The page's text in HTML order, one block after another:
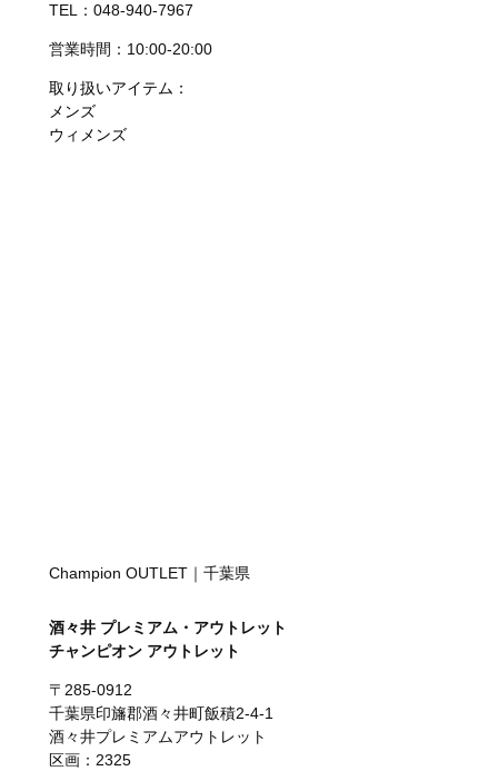
TEL：048-940-7967
営業時間：10:00-20:00
取り扱いアイテム：
メンズ
ウィメンズ
Champion OUTLET｜千葉県
酒々井 プレミアム・アウトレット
チャンピオン アウトレット
〒285-0912
千葉県印旛郡酒々井町飯積2-4-1
酒々井プレミアムアウトレット
区画：2325